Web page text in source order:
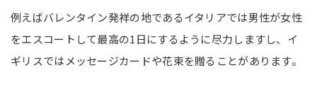
例えばバレンタイン発祥の地であるイタリアでは男性が女性
をエスコートして最高の1日にするように尽力しますし、イ
ギリスではメッセージカードや花束を贈ることがあります。